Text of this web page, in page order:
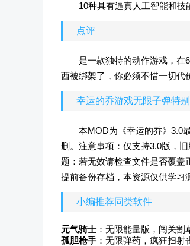
10种具有逼真人工智能和技
点评
是一款独特的动作游戏，在
西被绑架了，你必须不惜一切代
幸运的乔游戏无限子弹特
本MOD为《幸运的乔》3.0
删。注意事项：仅支持3.0版，
题：若无效请检查文件是否覆盖
提前备份存档，本资源仅供学习
小编推荐同类软件
元气骑士 ：无限能量版，闯关割
孤胆枪手 ：无限弹药，疯狂扫射